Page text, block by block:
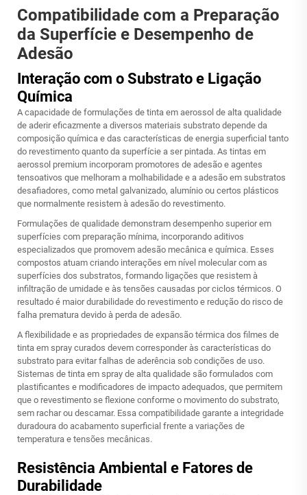
Compatibilidade com a Preparação
da Superfície e Desempenho de
Adesão
Interação com o Substrato e Ligação
Química
A capacidade de formulações de tinta em aerossol de alta qualidade
de aderir eficazmente a diversos materiais substrato depende da
composição química e das características de energia superficial tanto
do revestimento quanto da superfície a ser pintada. As tintas em
aerossol premium incorporam promotores de adesão e agentes
tensoativos que melhoram a molhabilidade e a adesão em substratos
desafiadores, como metal galvanizado, alumínio ou certos plásticos
que normalmente resistem à adesão do revestimento.
Formulações de qualidade demonstram desempenho superior em
superfícies com preparação mínima, incorporando aditivos
especializados que promovem adesão mecânica e química. Esses
compostos atuam criando interações em nível molecular com as
superfícies dos substratos, formando ligações que resistem à
infiltração de umidade e às tensões causadas por ciclos térmicos. O
resultado é maior durabilidade do revestimento e redução do risco de
falha prematura devido à perda de adesão.
A flexibilidade e as propriedades de expansão térmica dos filmes de
tinta em spray curados devem corresponder às características do
substrato para evitar falhas de aderência sob condições de uso.
Sistemas de tinta em spray de alta qualidade são formulados com
plastificantes e modificadores de impacto adequados, que permitem
que o revestimento se flexione conforme o movimento do substrato,
sem rachar ou descamar. Essa compatibilidade garante a integridade
duradoura do acabamento superficial frente a variações de
temperatura e tensões mecânicas.
Resistência Ambiental e Fatores de
Durabilidade